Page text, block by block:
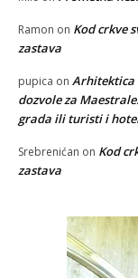
Ramon on Kod crkve
zastava
pupica on Arhitektica
dozvole za
grada ili turisti i
Srebrenićan on Kod
zastava